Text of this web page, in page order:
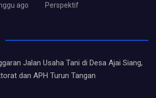
ago Perspektif
Jalan Usaha Tani di Desa Ajai Siang,
dan APH Turun Tangan